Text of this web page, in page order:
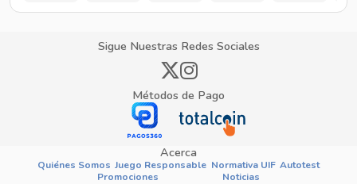
Sigue Nuestras Redes Sociales
Métodos de Pago
Acerca
Quiénes Somos Juego Responsable Normativa UIF Autotest
Promociones
Noticias